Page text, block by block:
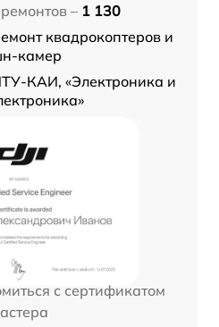
– 1 130
квадрокоптеров и
камер
КАИ, «Электроника и
с сертификатом